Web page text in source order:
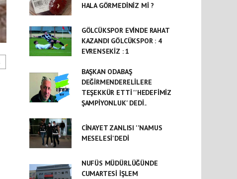
HALA GÖRMEDİNİZ Mİ ?
GÖLCÜKSPOR EVİNDE RAHAT
KAZANDI GÖLCÜKSPOR : 4
EVRENSEKİZ : 1
BAŞKAN ODABAŞ
DEĞİRMENDERELİLERE
TEŞEKKÜR ETTİ ''HEDEFİMİZ
ŞAMPİYONLUK' DEDİ..
CİNAYET ZANLISI ''NAMUS
MESELESİ'DEDİ
NUFÜS MÜDÜRLÜĞÜNDE
CUMARTESİ İŞLEM